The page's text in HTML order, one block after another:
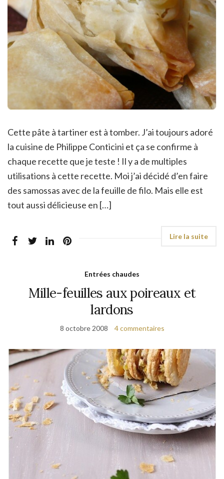
Cette pâte à tartiner est à tomber. J’ai toujours adoré
la cuisine de Philippe Conticini et ça se confirme à
chaque recette que je teste ! Il y a de multiples
utilisations à cette recette. Moi j’ai décidé d’en faire
des samossas avec de la feuille de filo. Mais elle est
tout aussi délicieuse en […]
Entrées chaudes
Mille-feuilles aux poireaux et
lardons
8 octobre 2008 4 commentaires